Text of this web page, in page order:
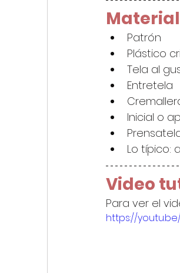
Patrón
Plástico
Tela al
Entretela
Inicial o
Lo típico:
Video
Para ver el
https://youtu.be/